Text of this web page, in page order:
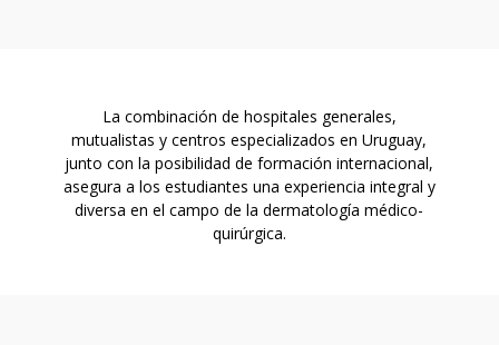
La combinación de hospitales generales,
mutualistas y centros especializados en Uruguay,
junto con la posibilidad de formación internacional,
asegura a los estudiantes una experiencia integral y
diversa en el campo de la dermatología médico-
quirúrgica.